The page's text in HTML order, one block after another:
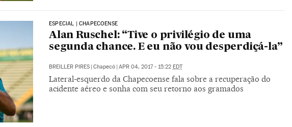
ESPECIAL | CHAPECOENSE
Alan Ruschel: “Tive o privilégio de uma
segunda chance. E eu não vou desperdiçá-la”
BREILLER PIRES Chapecó APR 04, 2017 - 15:22 EDT
Lateral-esquerdo da Chapecoense fala sobre a recuperação do
acidente aéreo e sonha com seu retorno aos gramados